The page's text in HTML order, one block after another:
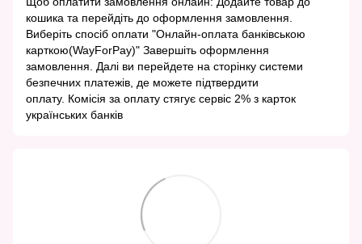
кошика та перейдіть до оформлення замовлення.
Виберіть спосіб оплати "Онлайн-оплата банківською
карткою(WayForPay)" Завершіть оформлення
замовлення. Далі ви перейдете на сторінку системи
безпечних платежів, де можете підтвердити
оплату. Комісія за оплату стягує сервіс 2% з карток
українських банків